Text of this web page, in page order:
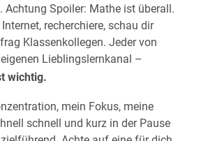
Achtung Spoiler: Mathe ist überall.
recherchiere, schau dir
Klassenkollegen. Jeder von
Lieblingslernkanal –
wichtig.
mein Fokus, meine
schnell und kurz in der Pause